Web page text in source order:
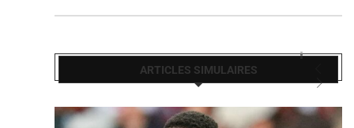
ARTICLES SIMULAIRES